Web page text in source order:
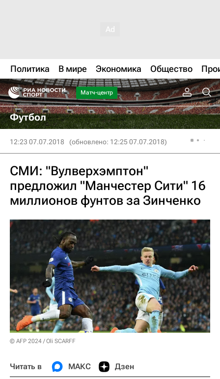
Политика В мире Экономика Общество
Матч-центр
Футбол
12:23 07.07.2018 (обновлено: 12:25 07.07.2018)
СМИ: "Вулверхэмптон"
предложил "Манчестер Сити" 16
миллионов фунтов за Зинченко
© AFP 2024 / Oli SCARFF
Читать в МАКС Дзен